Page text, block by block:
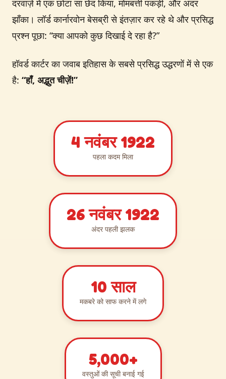
दरवाज़े में एक छोटा सा छेद किया, मोमबत्ती पकड़ी, और अंदर
झाँका। लॉर्ड कार्नारवोन बेसब्री से इंतज़ार कर रहे थे और प्रसिद्ध
प्रश्न पूछा: “क्या आपको कुछ दिखाई दे रहा है?”
हॉवर्ड कार्टर का जवाब इतिहास के सबसे प्रसिद्ध उद्धरणों में से एक
है: “हाँ, अद्भुत चीज़ें!”
4 नवंबर 1922
पहला कदम मिला
26 नवंबर 1922
अंदर पहली झलक
10 साल
मकबरे को साफ करने में लगे
5,000+
वस्तुओं की सूची बनाई गई